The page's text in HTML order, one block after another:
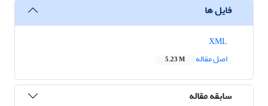
فایل ها
اصل مقاله
5.23 M
سابقه مقاله